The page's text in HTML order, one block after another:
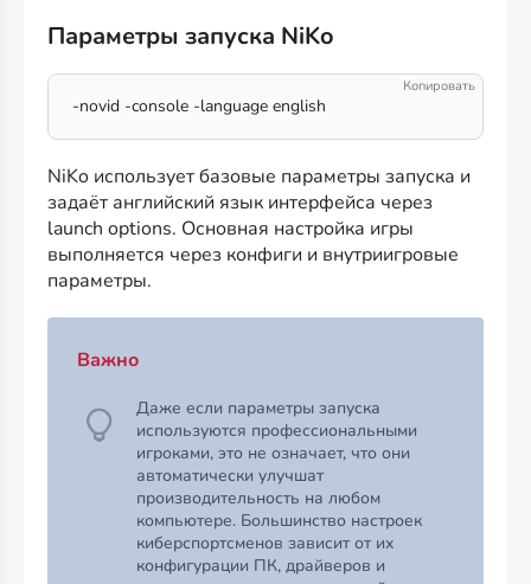
Параметры запуска NiKo
-novid -console -language english
NiKo использует базовые параметры запуска и
задаёт английский язык интерфейса через
launch options. Основная настройка игры
выполняется через конфиги и внутриигровые
параметры.
Важно
Даже если параметры запуска
используются профессиональными
игроками, это не означает, что они
автоматически улучшат
производительность на любом
компьютере. Большинство настроек
киберспортсменов зависит от их
конфигурации ПК, драйверов и